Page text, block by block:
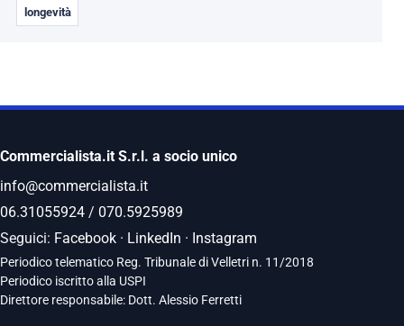
longevità
Commercialista.it S.r.l. a socio unico
info@commercialista.it
06.31055924 / 070.5925989
Seguici: Facebook · LinkedIn · Instagram
Periodico telematico Reg. Tribunale di Velletri n. 11/2018
Periodico iscritto alla USPI
Direttore responsabile: Dott. Alessio Ferretti